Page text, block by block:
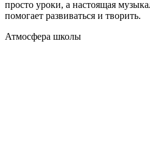
просто уроки, а настоящая
помогает развиваться и творить.
Атмосфера школы